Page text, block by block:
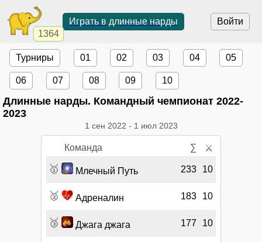
1364
Войти
Играть в длинные нарды
Турниры 01 02 03 04 05
06 07 08 09 10
Длинные нарды. Командный чемпионат 2022-
2023
1 сен 2022 - 1 июл 2023
Команда ∑ ⚔
🥇 Млечный Путь 233 10
🥈 Адреналин 183 10
🥉 Джага джага 177 10